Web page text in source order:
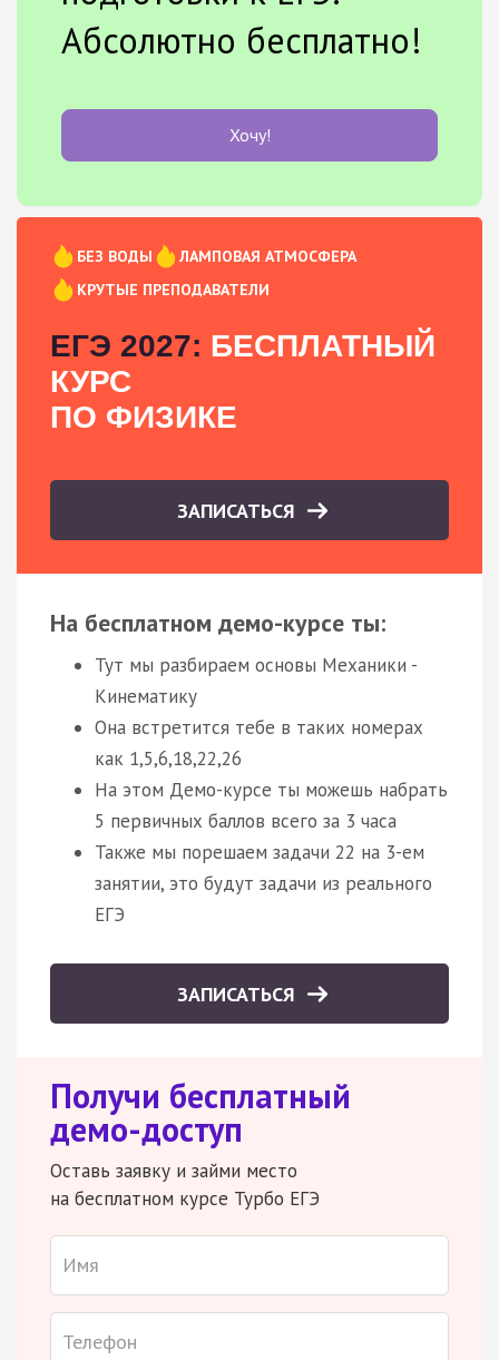
Абсолютно бесплатно!
Хочу!
БЕЗ ВОДЫ
ЛАМПОВАЯ АТМОСФЕРА
КРУТЫЕ ПРЕПОДАВАТЕЛИ
ЕГЭ 2027: БЕСПЛАТНЫЙ
КУРС
ПО ФИЗИКЕ
ЗАПИСАТЬСЯ
На бесплатном демо-курсе ты:
Тут мы разбираем основы Механики -
Кинематику
Она встретится тебе в таких номерах
как 1,5,6,18,22,26
На этом Демо-курсе ты можешь набрать
5 первичных баллов всего за 3 часа
Также мы порешаем задачи 22 на 3-ем
занятии, это будут задачи из реального
ЕГЭ
ЗАПИСАТЬСЯ
Получи бесплатный
демо-доступ
Оставь заявку и займи место
на бесплатном курсе Турбо ЕГЭ